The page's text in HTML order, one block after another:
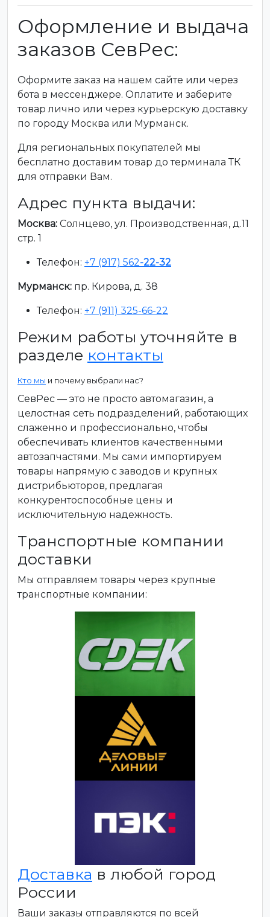
Оформление и выдача
заказов СевРес:
Оформите заказ на нашем сайте или через
бота в мессенджере. Оплатите и заберите
товар лично или через курьерскую доставку
по городу Москва или Мурманск.
Для региональных покупателей мы
бесплатно доставим товар до терминала ТК
для отправки Вам.
Адрес пункта выдачи:
Москва: Солнцево, ул. Производственная, д.11
стр. 1
Телефон: +7 (917) 562-22-32
Мурманск: пр. Кирова, д. 38
Телефон: +7 (911) 325-66-22
Режим работы уточняйте в
разделе контакты
Кто мы и почему выбрали нас?
СевРес — это не просто автомагазин, а
целостная сеть подразделений, работающих
слаженно и профессионально, чтобы
обеспечивать клиентов качественными
автозапчастями. Мы сами импортируем
товары напрямую с заводов и крупных
дистрибьюторов, предлагая
конкурентоспособные цены и
исключительную надежность.
Транспортные компании
доставки
Мы отправляем товары через крупные
транспортные компании:
Доставка в любой город
России
Ваши заказы отправляются по всей